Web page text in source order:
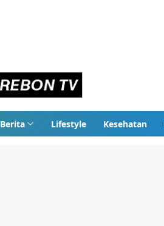
Berita Lifestyle Kesehatan